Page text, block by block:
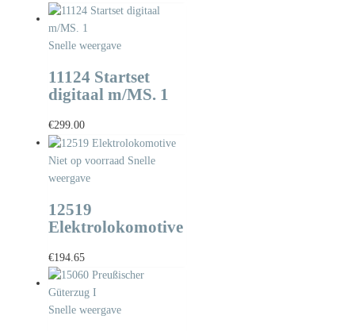
Snelle weergave
11124 Startset
digitaal m/MS. 1
€299.00
Niet op voorraad Snelle
weergave
12519
Elektrolokomotive
€194.65
Snelle weergave